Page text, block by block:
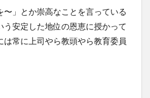
」とか崇高なことを言っている
う安定した地位の恩恵に授かって
は常に上司やら教頭やら教育委員